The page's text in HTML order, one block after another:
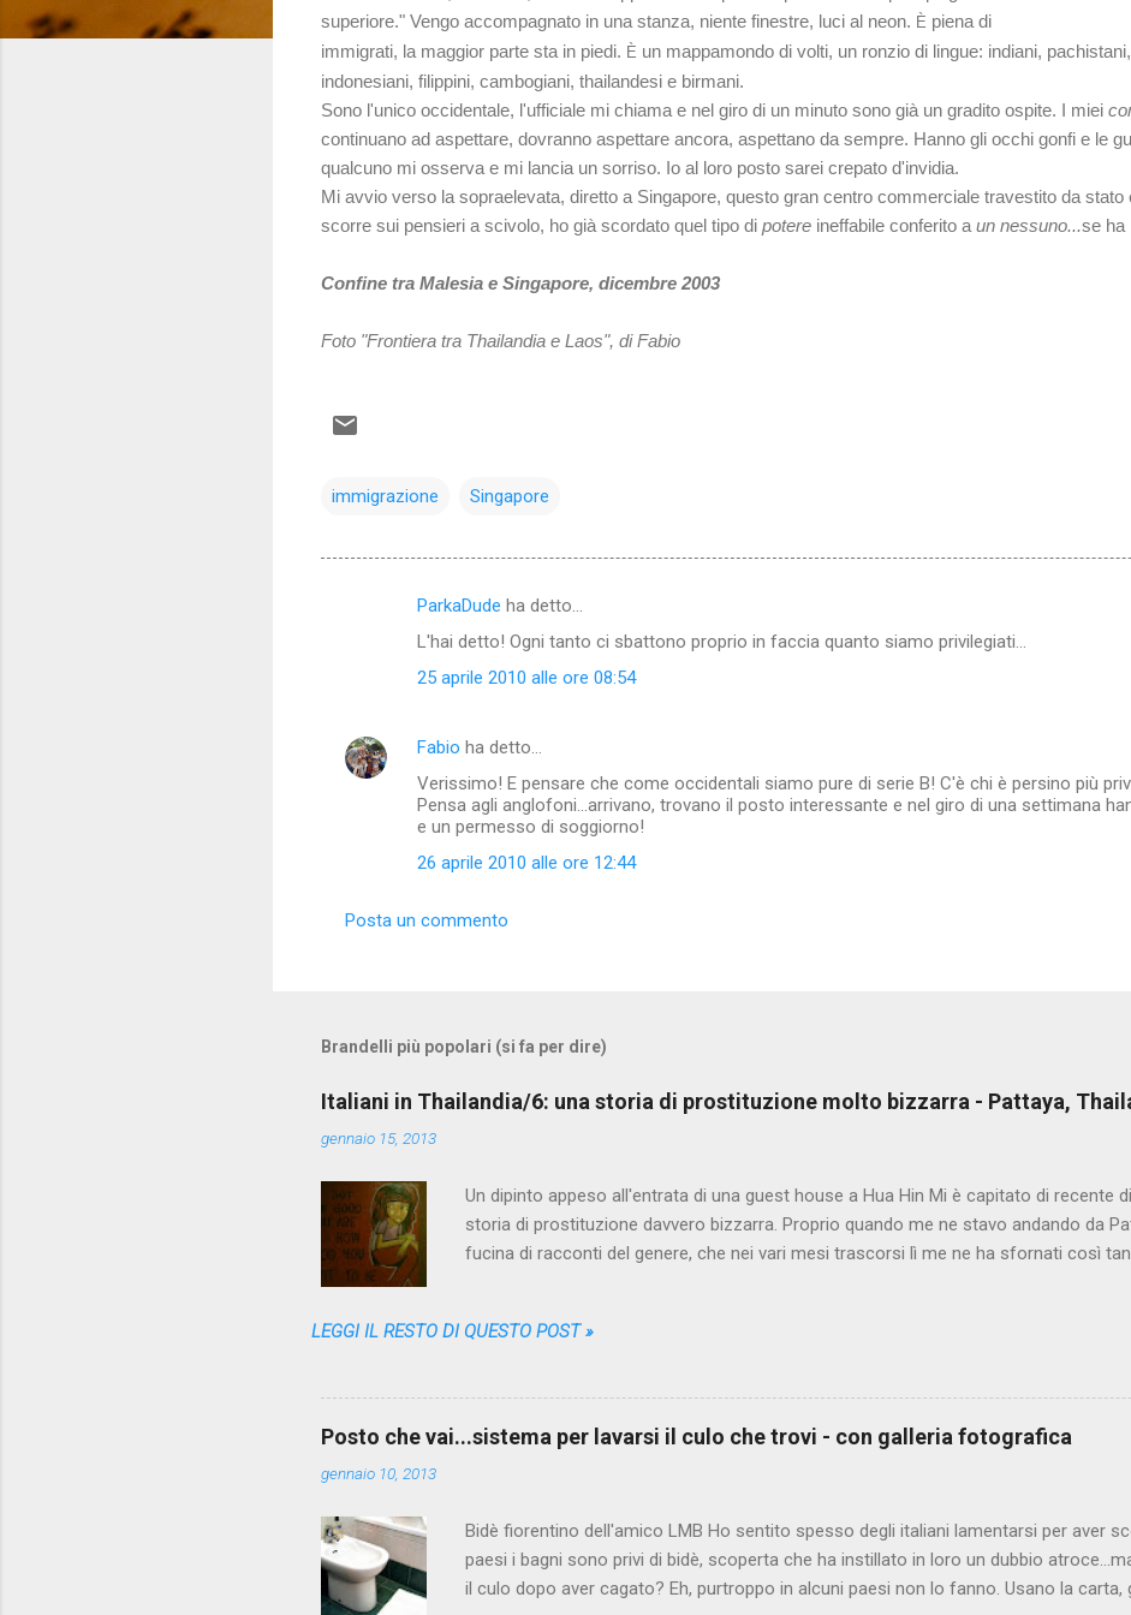
superiore." Vengo accompagnato in una stanza, niente finestre, luci al neon. È piena di
immigrati, la maggior parte sta in piedi. È un mappamondo di volti, un ronzio di lingue: indiani,
indonesiani, filippini, cambogiani, thailandesi e birmani.
Sono l'unico occidentale, l'ufficiale mi chiama e nel giro di un minuto sono già un gradito ospite. I miei
continuano ad aspettare, dovranno aspettare ancora, aspettano da sempre. Hanno gli occhi gonfi e le
qualcuno mi osserva e mi lancia un sorriso. Io al loro posto sarei crepato d'invidia.
Mi avvio verso la sopraelevata, diretto a Singapore, questo gran centro commerciale travestito da stato
scorre sui pensieri a scivolo, ho già scordato quel tipo di potere ineffabile conferito a un nessuno...se ha
Confine tra Malesia e Singapore, dicembre 2003
Foto "Frontiera tra Thailandia e Laos", di Fabio
immigrazione Singapore
e
ParkaDude ha detto…
L'hai detto! Ogni tanto ci sbattono proprio in faccia quanto siamo privilegiati...
25 aprile 2010 alle ore 08:54
Fabio ha detto…
Verissimo! E pensare che come occidentali siamo pure di serie B! C'è chi è persino più
Pensa agli anglofoni...arrivano, trovano il posto interessante e nel giro di una settimana
e un permesso di soggiorno!
26 aprile 2010 alle ore 12:44
Posta un commento
Brandelli più popolari (si fa per dire)
Italiani in Thailandia/6: una storia di prostituzione molto bizzarra - Pattaya,
gennaio 15, 2013
Un dipinto appeso all'entrata di una guest house a Hua Hin Mi è capitato di recente
storia di prostituzione davvero bizzarra. Proprio quando me ne stavo andando da
fucina di racconti del genere, che nei vari mesi trascorsi lì me ne ha sfornati così
l'appunto chiameremo PA, da Puttaniere-Anonimo, un bel giorno scende dalla stanza
queste parti. Non è una missione tranquilla però, come qualcuno di noi potrebbe
far due passi, imbattersi nella prima delle migliaia di occasioni offerte dalla città e
No, PA è torturato dai dubbi, si arrovella pe...
LEGGI IL RESTO DI QUESTO POST »
Posto che vai...sistema per lavarsi il culo che trovi - con galleria fotografica
gennaio 10, 2013
Bidè fiorentino dell'amico LMB Ho sentito spesso degli italiani lamentarsi per aver
paesi i bagni sono privi di bidè, scoperta che ha instillato in loro un dubbio
il culo dopo aver cagato? Eh, purtroppo in alcuni paesi non lo fanno. Usano la